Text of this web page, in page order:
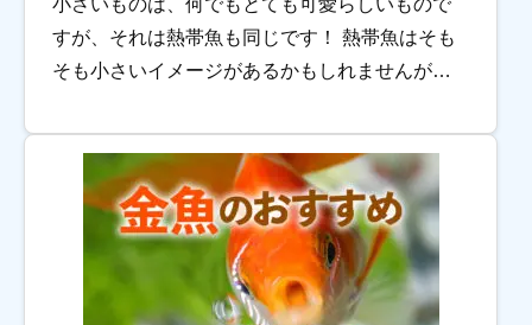
すが、それは熱帯魚も同じです！ 熱帯魚はそも
そも小さいイメージがあるかもしれませんが、
槽の中をちまちまと泳ぐ姿は胸がキュンとなる
可愛さを […]